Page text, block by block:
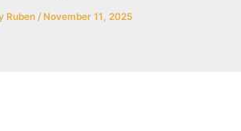
Ruben / November 11, 2025